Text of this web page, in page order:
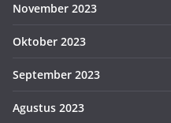
November 2023
Oktober 2023
September 2023
Agustus 2023